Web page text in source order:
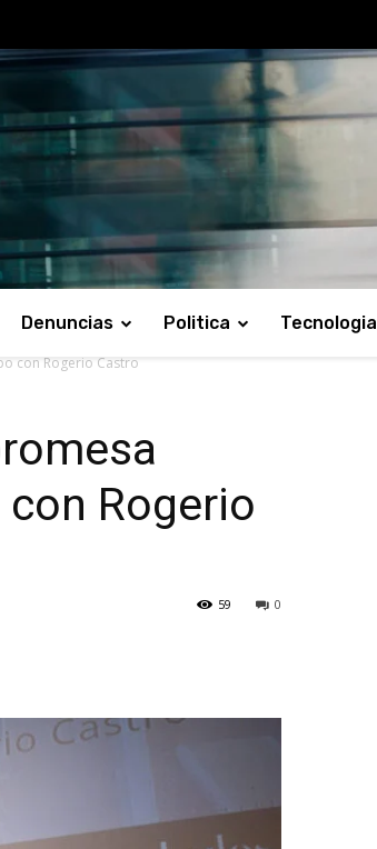
Denuncias Politica Tecnologia
con Rogerio Castro
Rogerio
0
59